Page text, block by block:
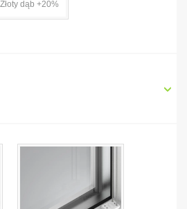
Złoty dąb +20%